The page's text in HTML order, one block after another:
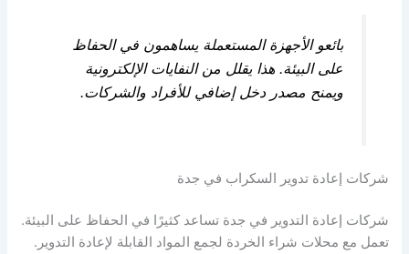
بائعو الأجهزة المستعملة يساهمون في الحفاظ
على البيئة. هذا يقلل من النفايات الإلكترونية
ويمنح مصدر دخل إضافي للأفراد والشركات.
شركات إعادة تدوير السكراب في جدة
شركات إعادة التدوير في جدة تساعد كثيرًا في الحفاظ على البيئة.
تعمل مع محلات شراء الخردة لجمع المواد القابلة لإعادة التدوير.